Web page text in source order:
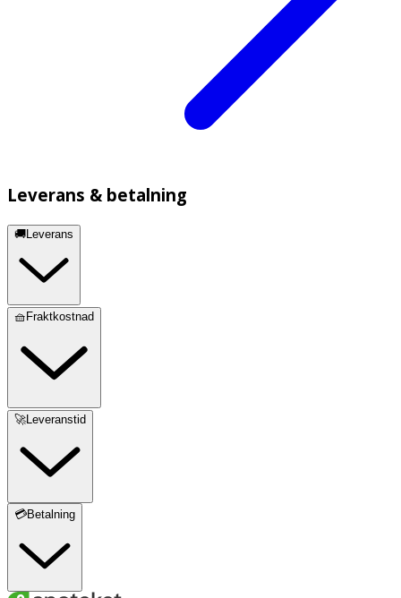
Leverans & betalning
🚚Leverans
🧺Fraktkostnad
🚀Leveranstid
💳Betalning